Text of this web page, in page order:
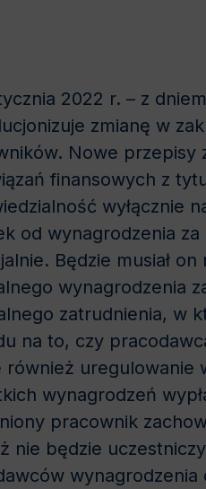
2022 r. – z
zmianę w
Nowe przepisy
finansowych z
wyłącznie
od wynagrodzenia
Będzie musiał
wynagrodzenia
zatrudnienia, w
na to, czy
również uregulowanie
wynagrodzeń
pracownik
nie będzie
wynagrodzenia